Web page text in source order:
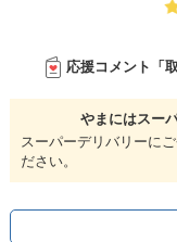
応援コメント「
やまにはスー
スーパーデリバリーに
ださい。